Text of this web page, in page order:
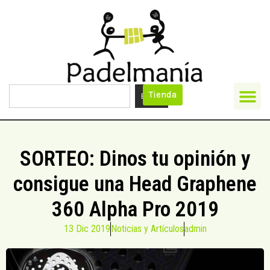
Buscar
Tienda
SORTEO: Dinos tu opinión y
consigue una Head Graphene
360 Alpha Pro 2019
13 Dic 2019 Noticias y Artículosadmin